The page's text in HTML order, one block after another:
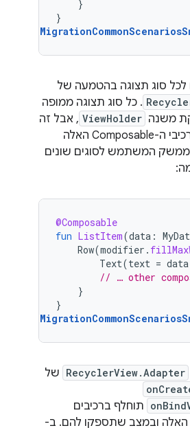
}
}
לכל סוג תצוגה בהטמעה של
. כל סוג תצוגה ממופה
משנה ViewHolder , אבל זה
לא תמיד המצב. רכיבי ה-Composable האלה
ממשק המשתמש לסוגים שונים
@Composable
fun ListItem(data :
Row(modifier .
Text(text = data
// … other
}
}
RecyclerView.Adapter של
תוחלף ברכיבים
האלה ובמצב שתספקו להם. ב-